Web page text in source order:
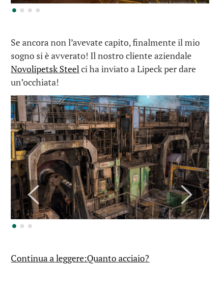
Se ancora non l’avevate capito, finalmente il mio
sogno si è avverato! Il nostro cliente aziendale
Novolipetsk Steelci ha inviato a Lipeck per dare
un’occhiata!
Continua a leggere:Quanto acciaio?